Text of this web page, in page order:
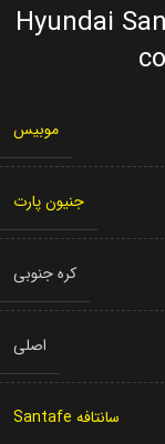
Hyundai
موبیس
جنیون پارت
کره جنوبی
اصلی
سانتافه Santafe